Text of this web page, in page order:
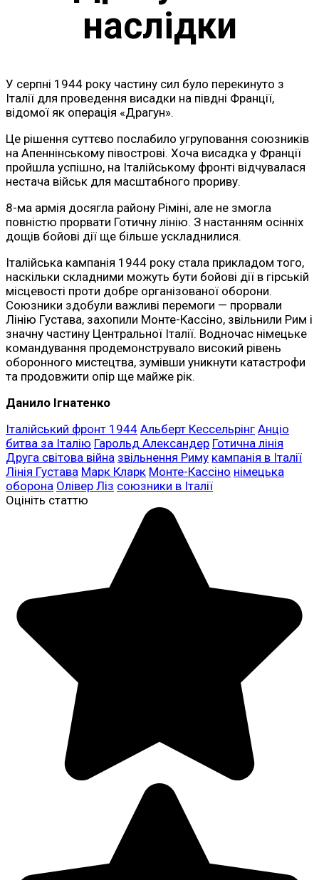
наслідки
У серпні 1944 року частину сил було перекинуто з
Італії для проведення висадки на півдні Франції,
відомої як операція «Драгун».
Це рішення суттєво послабило угруповання союзників
на Апеннінському півострові. Хоча висадка у Франції
пройшла успішно, на Італійському фронті відчувалася
нестача військ для масштабного прориву.
8-ма армія досягла району Ріміні, але не змогла
повністю прорвати Готичну лінію. З настанням осінніх
дощів бойові дії ще більше ускладнилися.
Італійська кампанія 1944 року стала прикладом того,
наскільки складними можуть бути бойові дії в гірській
місцевості проти добре організованої оборони.
Союзники здобули важливі перемоги — прорвали
Лінію Густава, захопили Монте-Кассіно, звільнили Рим і
значну частину Центральної Італії. Водночас німецьке
командування продемонструвало високий рівень
оборонного мистецтва, зумівши уникнути катастрофи
та продовжити опір ще майже рік.
Данило Ігнатенко
Італійський фронт 1944 Альберт Кессельрінг Анціо
битва за Італію Гарольд Александер Готична лінія
Друга світова війна звільнення Риму кампанія в Італії
Лінія Густава Марк Кларк Монте-Кассіно німецька
оборона Олівер Ліз союзники в Італії
Оцініть статтю